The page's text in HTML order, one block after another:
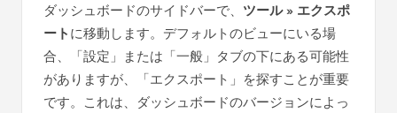
ダッシュボードのサイドバーで、 ツール » エクスポ
ートに移動します。デフォルトのビューにいる場
合、「設定」または「一般」タブの下にある可能性
がありますが、「エクスポート」を探すことが重要
です。これは、ダッシュボードのバージョンによっ